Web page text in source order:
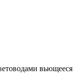
вьющееся